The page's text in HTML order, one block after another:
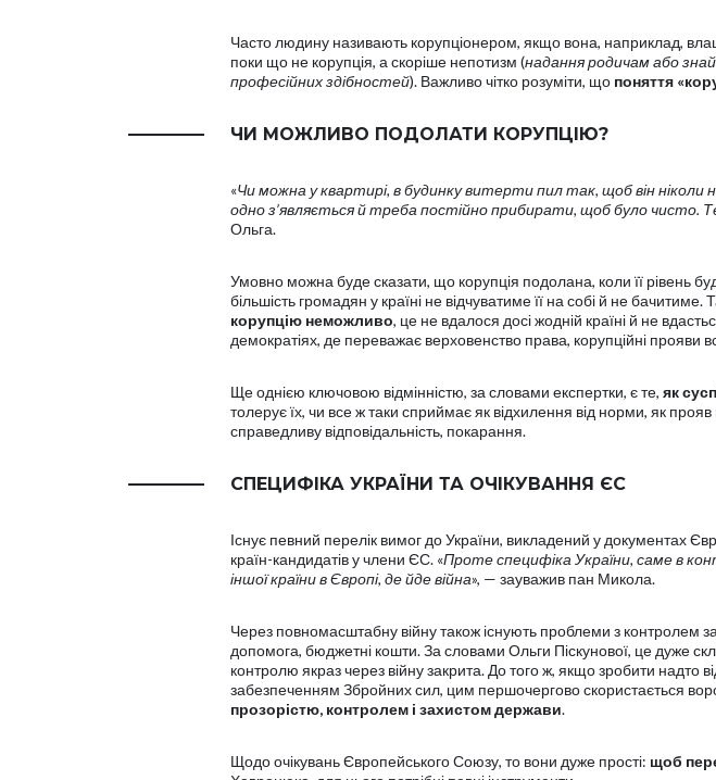
Часто людину називають корупціонером, якщо вона, наприклад,
поки що не корупція, а скоріше непотизм (надання родичам або
професійних здібностей). Важливо чітко розуміти, що поняття
ЧИ МОЖЛИВО ПОДОЛАТИ КОРУПЦІЮ?
«Чи можна у квартирі, в будинку витерти пил так, щоб він ніколи не
одно з’являється й треба постійно прибирати, щоб було чисто.
Ольга.
Умовно можна буде сказати, що корупція подолана, коли її рівень
більшість громадян у країні не відчуватиме її на собі й не бачитиме.
корупцію неможливо, це не вдалося досі жодній країні й не
демократіях, де переважає верховенство права, корупційні прояви
Ще однією ключовою відмінністю, за словами експертки, є те, як
толерує їх, чи все ж таки сприймає як відхилення від норми, як
справедливу відповідальність, покарання.
СПЕЦИФІКА УКРАЇНИ ТА ОЧІКУВАННЯ ЄС
Існує певний перелік вимог до України, викладений у документах
країн-кандидатів у члени ЄС. «Проте специфіка України, саме в
іншої країни в Європі, де йде війна», — зауважив пан Микола.
Через повномасштабну війну також існують проблеми з контролем
допомога, бюджетні кошти. За словами Ольги Піскунової, це дуже
контролю якраз через війну закрита. До того ж, якщо зробити надто
забезпеченням Збройних сил, цим першочергово скористається
прозорістю, контролем і захистом держави.
Щодо очікувань Європейського Союзу, то вони дуже прості: щоб